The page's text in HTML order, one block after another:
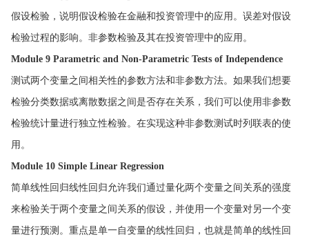
假设检验，说明假设检验在金融和投资管理中的应用。误差对假设
检验过程的影响。非参数检验及其在投资管理中的应用。
Module 9 Parametric and Non-Parametric Tests of Independence
测试两个变量之间相关性的参数方法和非参数方法。如果我们想要
检验分类数据或离散数据之间是否存在关系，我们可以使用非参数
检验统计量进行独立性检验。在实现这种非参数测试时列联表的使
用。
Module 10 Simple Linear Regression
简单线性回归线性回归允许我们通过量化两个变量之间关系的强度
来检验关于两个变量之间关系的假设，并使用一个变量对另一个变
量进行预测。重点是单一自变量的线性回归，也就是简单的线性回